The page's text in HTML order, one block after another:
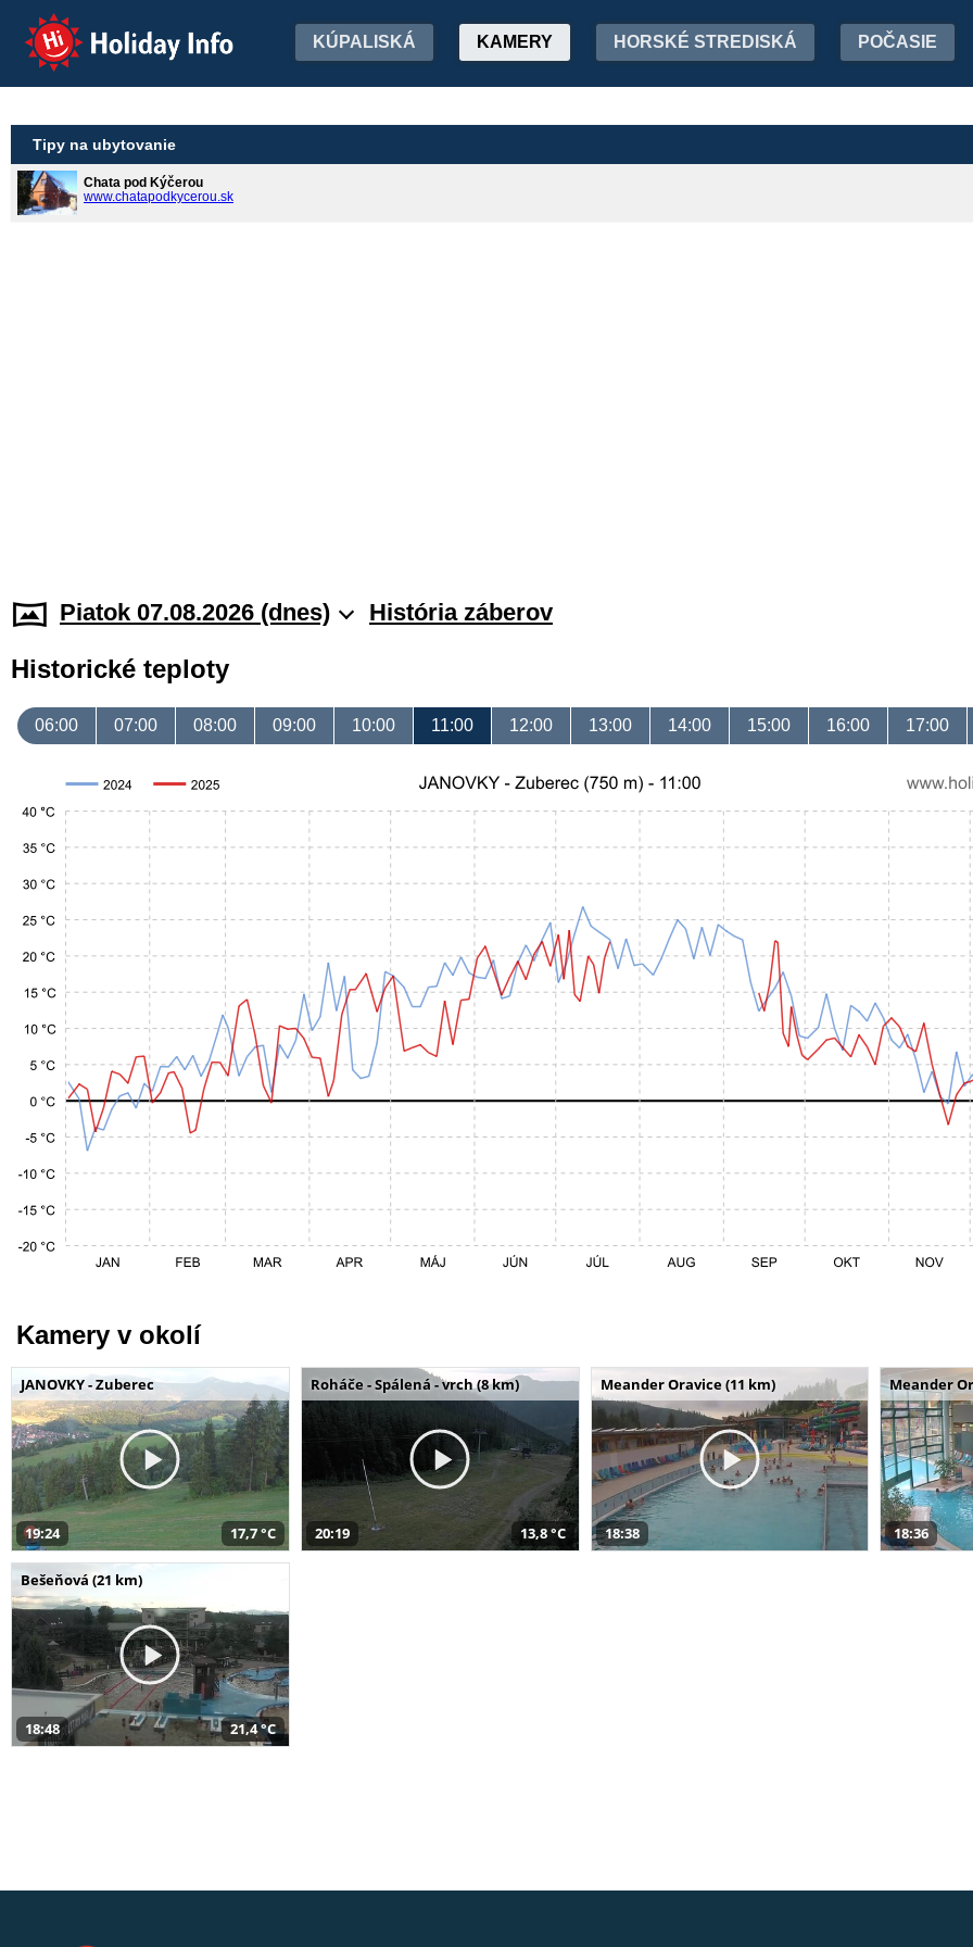
Holiday Info KÚPALISKÁ KAMERY HORSKÉ STREDISKÁ POČASIE
Tipy na ubytovanie
Chata pod Kýčerou
www.chatapodkycerou.sk
Piatok 07.08.2026 (dnes) História záberov
Historické teploty
06:00 07:00 08:00 09:00 10:00 11:00 12:00 13:00 14:00 15:00 16:00 17:00
Kamery v okolí
JANOVKY - Zuberec
19:24 17,7 °C
Roháče - Spálená - vrch (8 km)
20:19 13,8 °C
Meander Oravice (11 km)
18:38
Meander
18:36
Bešeňová (21 km)
18:48 21,4 °C